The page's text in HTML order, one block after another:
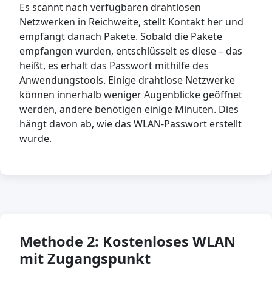
Es scannt nach verfügbaren drahtlosen
Netzwerken in Reichweite, stellt Kontakt her und
empfängt danach Pakete. Sobald die Pakete
empfangen wurden, entschlüsselt es diese – das
heißt, es erhält das Passwort mithilfe des
Anwendungstools. Einige drahtlose Netzwerke
können innerhalb weniger Augenblicke geöffnet
werden, andere benötigen einige Minuten. Dies
hängt davon ab, wie das WLAN-Passwort erstellt
wurde.
Methode 2: Kostenloses WLAN
mit Zugangspunkt